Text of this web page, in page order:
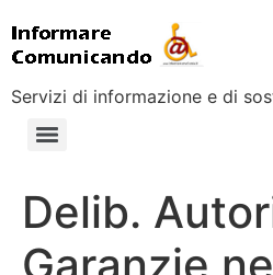
Servizi di informazione e di
Delib.